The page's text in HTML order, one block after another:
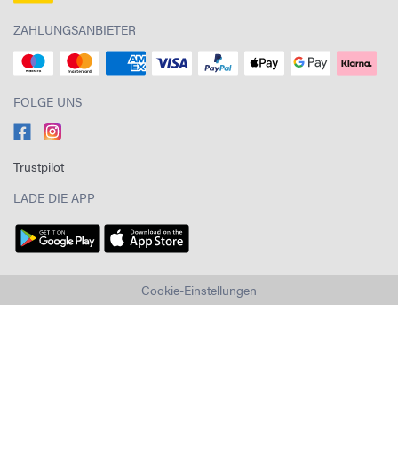
ZAHLUNGSANBIETER
FOLGE UNS
Trustpilot
LADE DIE APP
Cookie-Einstellungen